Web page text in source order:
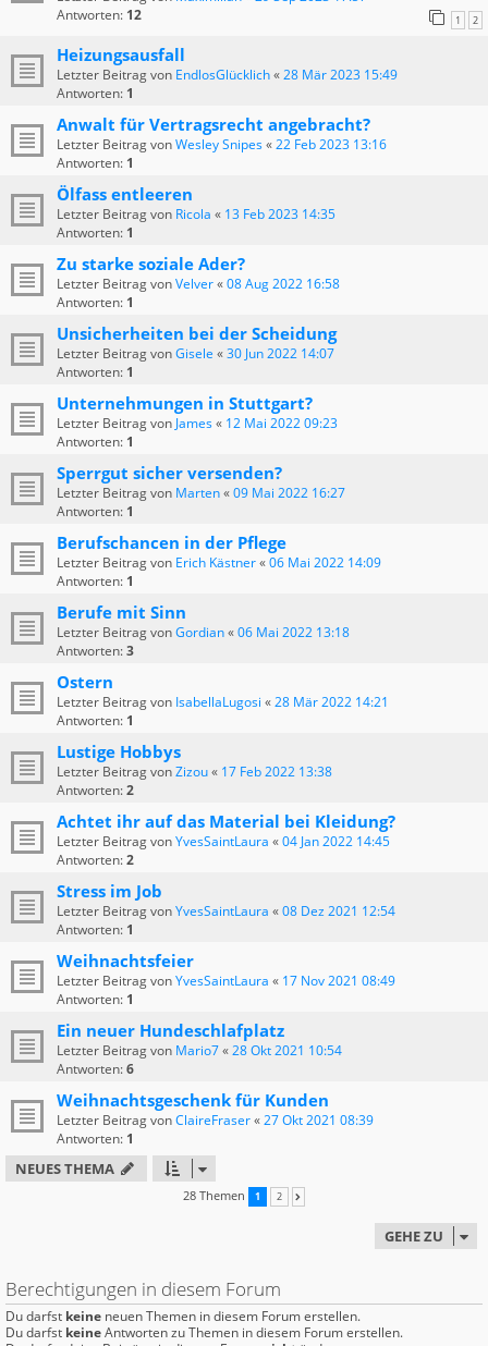
Antworten: 12 1 2
Heizungsausfall
Letzter Beitrag von EndlosGlücklich«28 Mär 2023 15:49
Antworten: 1
Anwalt für Vertragsrecht angebracht?
Letzter Beitrag vonWesley Snipes«22 Feb 2023 13:16
Antworten: 1
Ölfass entleeren
Letzter Beitrag von Ricola « 13 Feb 2023 14:35
Antworten: 1
Zu starke soziale Ader?
Letzter Beitrag vonVelver«08 Aug 2022 16:58
Antworten: 1
Unsicherheiten bei der Scheidung
Letzter Beitrag vonGisele «30 Jun 2022 14:07
Antworten: 1
Unternehmungen in Stuttgart?
Letzter Beitrag von James« 12 Mai 2022 09:23
Antworten: 1
Sperrgut sicher versenden?
Letzter Beitrag von Marten«09 Mai 2022 16:27
Antworten: 1
Berufschancen in der Pflege
Letzter Beitrag von Erich Kästner«06 Mai 2022 14:09
Antworten: 1
Berufe mit Sinn
Letzter Beitrag vonGordian«06 Mai 2022 13:18
Antworten:3
Ostern
Letzter Beitrag von IsabellaLugosi «28 Mär 2022 14:21
Antworten: 1
Lustige Hobbys
Letzter Beitrag vonZizou« 17 Feb 2022 13:38
Antworten:2
Achtet ihr auf das Material bei Kleidung?
Letzter Beitrag vonYvesSaintLaura «04 Jan 2022 14:45
Antworten:2
Stress im Job
Letzter Beitrag vonYvesSaintLaura «08 Dez 2021 12:54
Antworten: 1
Weihnachtsfeier
Letzter Beitrag vonYvesSaintLaura « 17 Nov 2021 08:49
Antworten: 1
Ein neuer Hundeschlafplatz
Letzter Beitrag von Mario7«28 Okt 2021 10:54
Antworten:6
Weihnachtsgeschenk für Kunden
Letzter Beitrag vonClaireFraser«27 Okt 2021 08:39
Antworten: 1
NEUES THEMA
28 Themen 1 2
GEHE ZU
Berechtigungen in diesem Forum
Du darfst keine neuen Themen in diesem Forum erstellen.
Du darfst keineAntworten zu Themen in diesem Forum erstellen.